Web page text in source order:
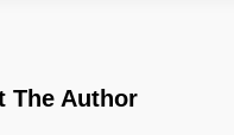
The Author